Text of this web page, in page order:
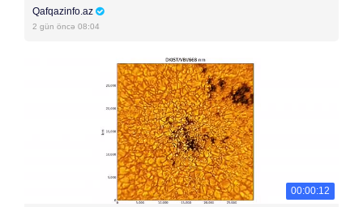
Qafqazinfo.az
2 gün öncə 08:04
00:00:12